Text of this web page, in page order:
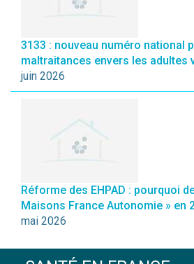
3133 : nouveau numéro national
maltraitances envers les adultes
juin 2026
Réforme des EHPAD : pourquoi
Maisons France Autonomie » en
mai 2026